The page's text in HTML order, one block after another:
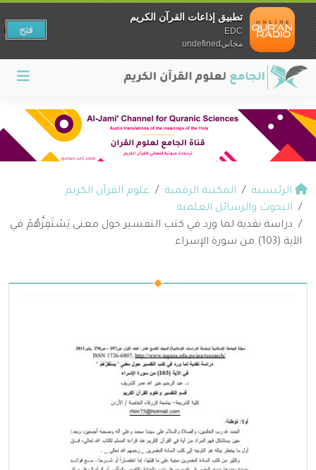
الرئيسية المكتبة الرقمية
علوم القرآن الكريم
البحوث والرسائل العلمية
دراسة نقدية لما ورد في كتب التفسير حول معنى يَسْتَفِزَّهُمْ في
الآية (103) من سورة الإسراء
تطبيق إذاعات القرآن الكريم
EDC
مجانيundefined
فتح